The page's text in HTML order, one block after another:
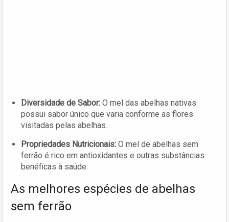
Diversidade de Sabor: O mel das abelhas nativas
possui sabor único que varia conforme as flores
visitadas pelas abelhas.
Propriedades Nutricionais: O mel de abelhas sem
ferrão é rico em antioxidantes e outras substâncias
benéficas à saúde.
As melhores espécies de abelhas
sem ferrão